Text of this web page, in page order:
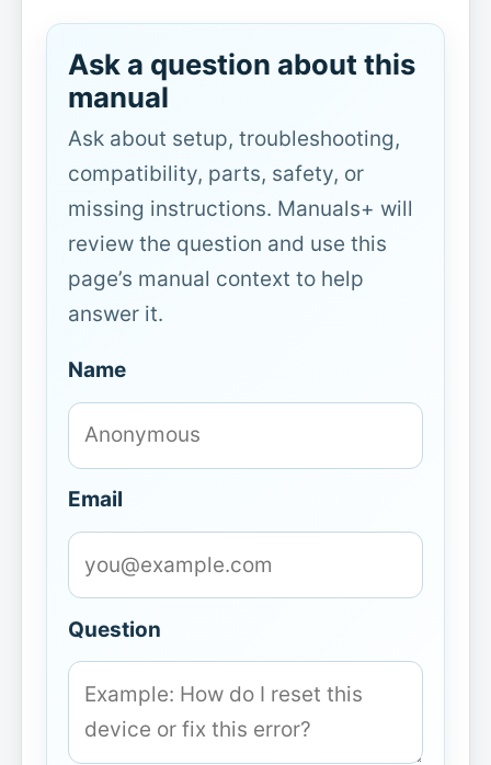
Ask a question about this
manual
Ask about setup, troubleshooting,
compatibility, parts, safety, or
missing instructions. Manuals+ will
review the question and use this
page’s manual context to help
answer it.
Name
Email
Question